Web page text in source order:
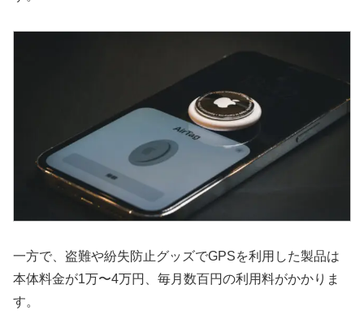
一方で、盗難や紛失防止グッズでGPSを利用した製品は
本体料金が1万〜4万円、毎月数百円の利用料がかかりま
す。